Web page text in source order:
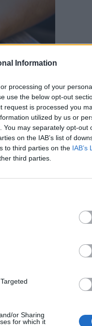
Information
processing of your
use the below opt-out
request is processed you
utilized by us or
may separately opt-out
on the IAB’s list of
to third parties on the IAB’s
third parties.
or Sharing
for which it
kötekedő emberek, se más
adódhat. Vigyázunk,
nem biztonságos és
falat, rágcsálható
nem, egy extra öleléssel,